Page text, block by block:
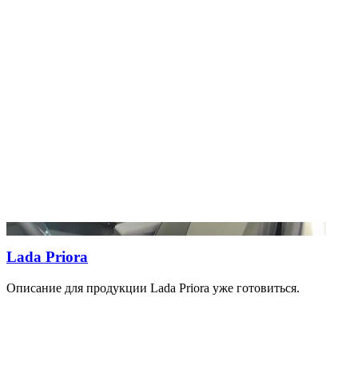
Lada Priora
Описание для продукции Lada Priora уже готовиться.